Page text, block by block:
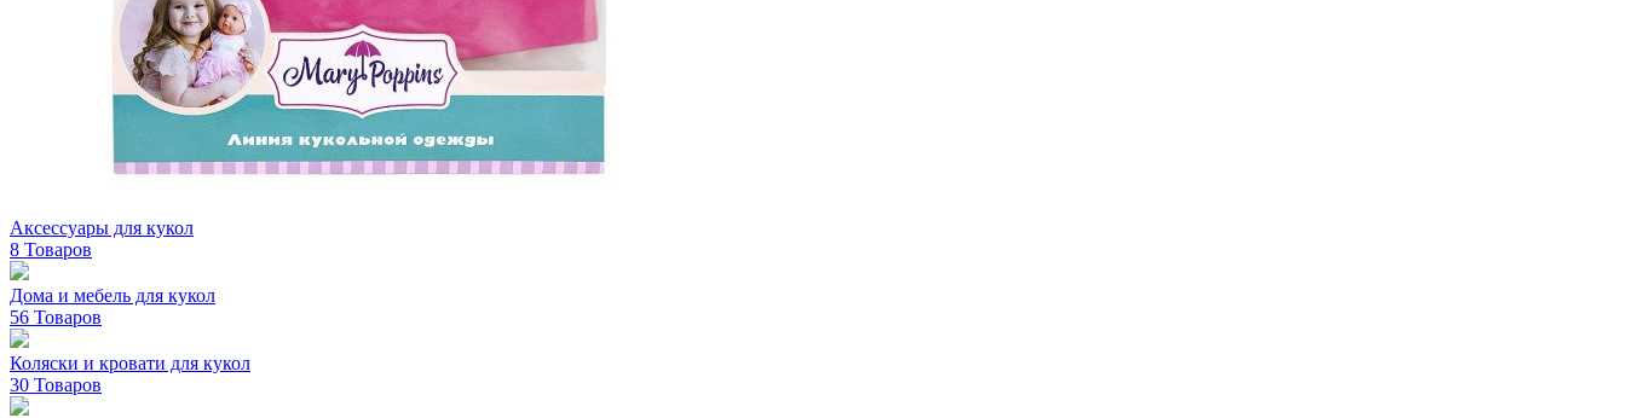
Аксессуары для кукол
8 Товаров
Дома и мебель для кукол
56 Товаров
Коляски и кровати для кукол
30 Товаров